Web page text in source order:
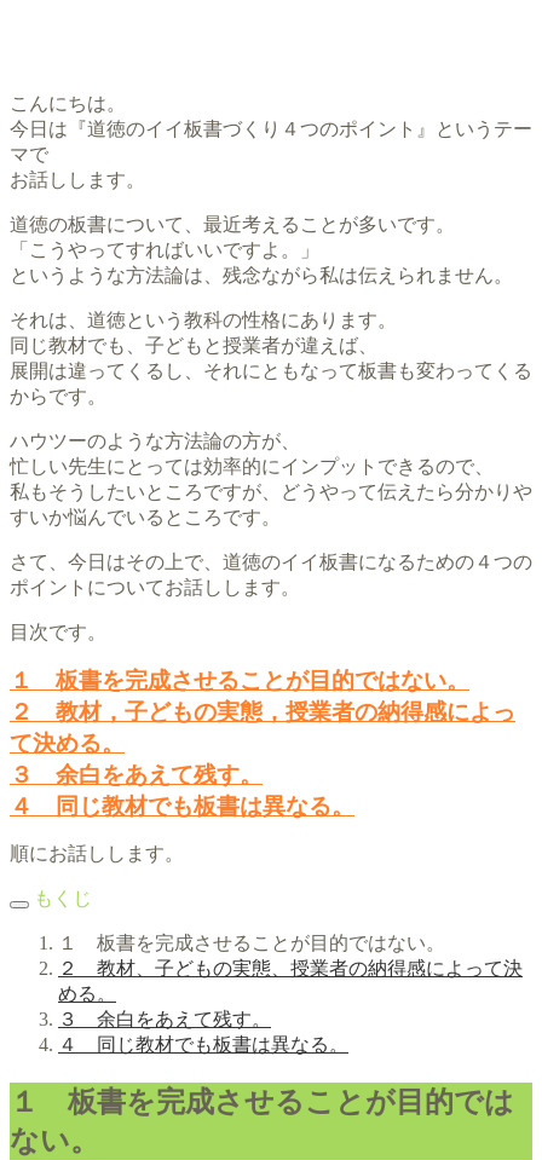
こんにちは。
今日は『道徳のイイ板書づくり４つのポイント』というテー
マで
お話しします。
道徳の板書について、最近考えることが多いです。
「こうやってすればいいですよ。」
というような方法論は、残念ながら私は伝えられません。
それは、道徳という教科の性格にあります。
同じ教材でも、子どもと授業者が違えば、
展開は違ってくるし、それにともなって板書も変わってくる
からです。
ハウツーのような方法論の方が、
忙しい先生にとっては効率的にインプットできるので、
私もそうしたいところですが、どうやって伝えたら分かりや
すいか悩んでいるところです。
さて、今日はその上で、道徳のイイ板書になるための４つの
ポイントについてお話しします。
目次です。
１ 板書を完成させることが目的ではない。
２ 教材，子どもの実態，授業者の納得感によっ
て決める。
３ 余白をあえて残す。
４ 同じ教材でも板書は異なる。
順にお話しします。
もくじ
１ 板書を完成させることが目的ではない。
２ 教材、子どもの実態、授業者の納得感によって決
める。
３ 余白をあえて残す。
４ 同じ教材でも板書は異なる。
１ 板書を完成させることが目的では
ない。